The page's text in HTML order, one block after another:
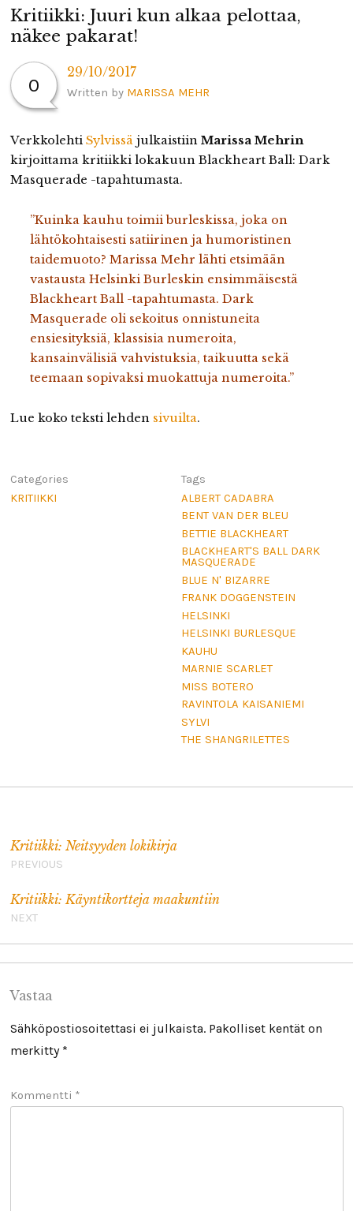
Kritiikki: Juuri kun alkaa pelottaa,
näkee pakarat!
0
29/10/2017
Written by MARISSA MEHR
Verkkolehti Sylvissäjulkaistiin Marissa Mehrin
kirjoittama kritiikki lokakuun Blackheart Ball: Dark
Masquerade -tapahtumasta.
”Kuinka kauhu toimii burleskissa, joka on
lähtökohtaisesti satiirinen ja humoristinen
taidemuoto? Marissa Mehr lähti etsimään
vastausta Helsinki Burleskin ensimmäisestä
Blackheart Ball -tapahtumasta. Dark
Masquerade oli sekoitus onnistuneita
ensiesityksiä, klassisia numeroita,
kansainvälisiä vahvistuksia, taikuutta sekä
teemaan sopivaksi muokattuja numeroita.”
Lue koko teksti lehden sivuilta.
Categories
KRITIIKKI
Tags
ALBERT CADABRA
BENT VAN DER BLEU
BETTIE BLACKHEART
BLACKHEART'S BALL DARK
MASQUERADE
BLUE N' BIZARRE
FRANK DOGGENSTEIN
HELSINKI
HELSINKI BURLESQUE
KAUHU
MARNIE SCARLET
MISS BOTERO
RAVINTOLA KAISANIEMI
SYLVI
THE SHANGRILETTES
Kritiikki: Neitsyyden lokikirja
PREVIOUS
Kritiikki: Käyntikortteja maakuntiin
NEXT
Vastaa
Sähköpostiosoitettasi ei julkaista. Pakolliset kentät on
merkitty *
Kommentti *